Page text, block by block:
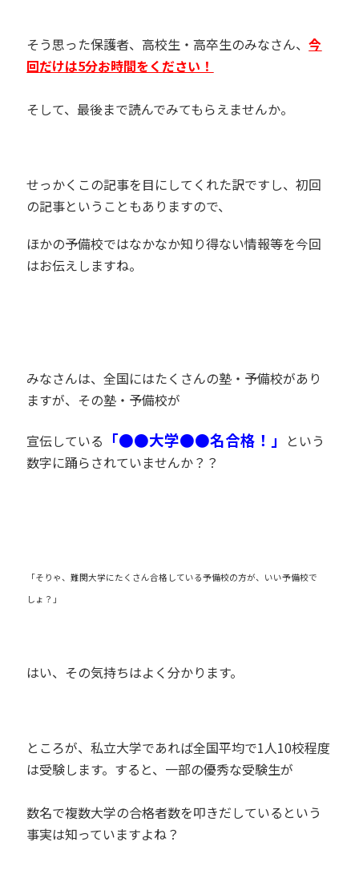
そう思った保護者、高校生・高卒生のみなさん、今
回だけは5分お時間をください！
そして、最後まで読んでみてもらえませんか。
せっかくこの記事を目にしてくれた訳ですし、初回
の記事ということもありますので、
ほかの予備校ではなかなか知り得ない情報等を今回
はお伝えしますね。
みなさんは、全国にはたくさんの塾・予備校があり
ますが、その塾・予備校が
宣伝している 「●●大学●●名合格！」
という
数字に踊らされていませんか？？
「そりゃ、難関大学にたくさん合格している予備校の方が、いい予備校で
しょ？」
はい、その気持ちはよく分かります。
ところが、私立大学であれば全国平均で1人10校程度
は受験します。すると、一部の優秀な受験生が
数名で複数大学の合格者数を叩きだしているという
事実は知っていますよね？